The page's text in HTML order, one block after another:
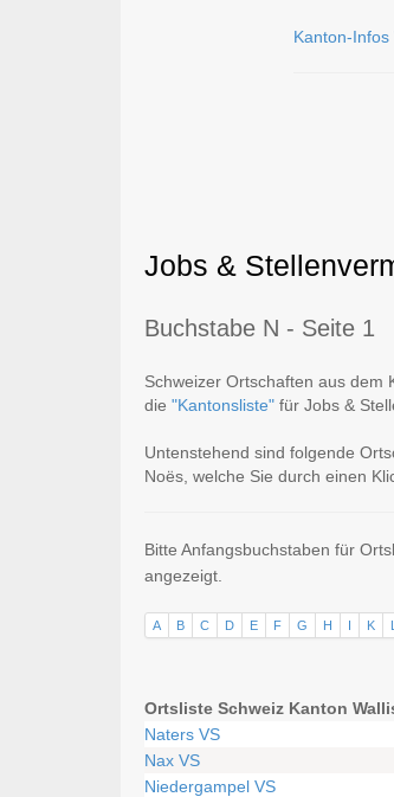
Kanton-Infos
Jobs &
Buchstabe N - Seite 1
Schweizer Ortschaften aus dem
die "Kantonsliste" für Jobs &
Untenstehend sind folgende
Noës, welche Sie durch einen
Bitte Anfangsbuchstaben für
angezeigt.
A B C D E F G H I K L
Ortsliste Schweiz Kanton
Naters VS
Nax VS
Niedergampel VS